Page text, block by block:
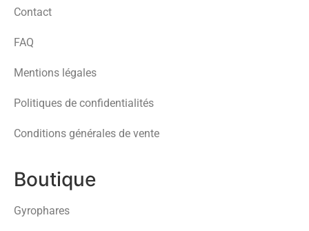
Contact
FAQ
Mentions légales
Politiques de confidentialités
Conditions générales de vente
Boutique
Gyrophares